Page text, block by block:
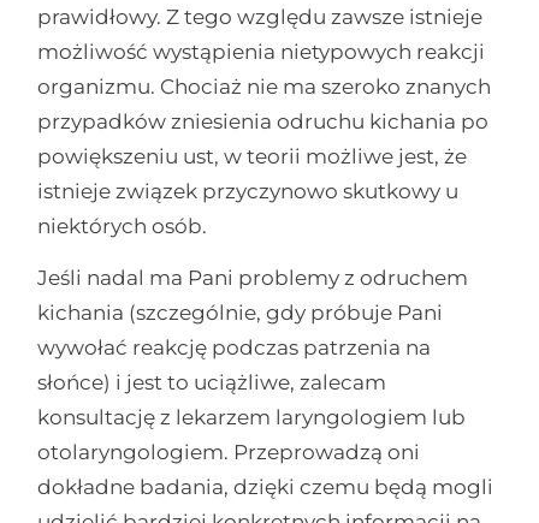
prawidłowy. Z tego względu zawsze istnieje
możliwość wystąpienia nietypowych reakcji
organizmu. Chociaż nie ma szeroko znanych
przypadków zniesienia odruchu kichania po
powiększeniu ust, w teorii możliwe jest, że
istnieje związek przyczynowo skutkowy u
niektórych osób.
Jeśli nadal ma Pani problemy z odruchem
kichania (szczególnie, gdy próbuje Pani
wywołać reakcję podczas patrzenia na
słońce) i jest to uciążliwe, zalecam
konsultację z lekarzem laryngologiem lub
otolaryngologiem. Przeprowadzą oni
dokładne badania, dzięki czemu będą mogli